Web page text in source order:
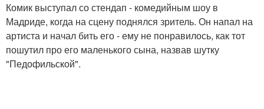
Комик выступал со стендап - комедийным шоу в
Мадриде, когда на сцену поднялся зритель. Он напал на
артиста и начал бить его - ему не понравилось, как тот
пошутил про его маленького сына, назвав шутку
"Педофильской".